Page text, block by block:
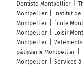
Dentiste Montpellier
Montpellier
Institut
Montpellier
École
Montpellier
Loisir
Montpellier
pâtisserie Montpellier
Montpellier
Services